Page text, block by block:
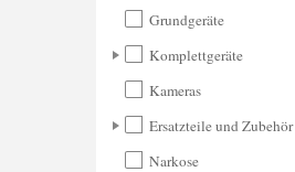
Grundgeräte
Komplettgeräte
Kameras
Ersatzteile und Zubehör
Narkose